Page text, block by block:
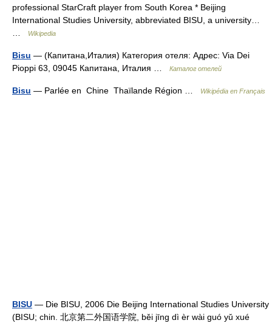
professional StarCraft player from South Korea * Beijing
International Studies University, abbreviated BISU, a university…
Wikipedia
Bisu — (Капитана,Италия) Категория отеля: Адрес: Via Dei
Pioppi 63, 09045 Капитана, Италия …
Каталог отелей
Bisu — Parlée en Chine Thaïlande Région … Wikipédia en Français
BISU — Die BISU, 2006 Die Beijing International Studies University
(BISU; chin. 北京第二外国语学院, běi jīng dì èr wài guó yǔ xué